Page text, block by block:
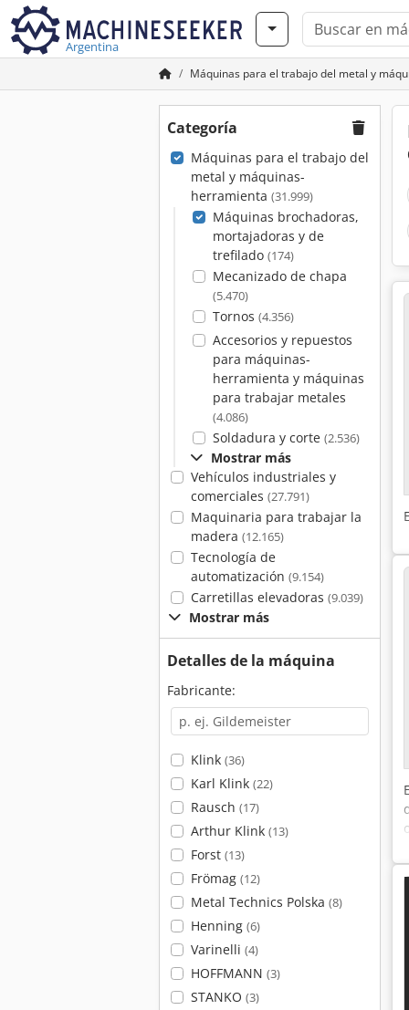
Argentina
Máquinas para el trabajo del metal y
Categoría
Máquinas para el trabajo del
metal y máquinas-
herramienta (31.999)
Máquinas brochadoras,
mortajadoras y de
trefilado (174)
Mecanizado de chapa
(5.470)
Tornos (4.356)
Accesorios y repuestos
para máquinas-
herramienta y máquinas
para trabajar metales
(4.086)
Soldadura y corte (2.536)
Mostrar más
Vehículos industriales y
comerciales (27.791)
Maquinaria para trabajar la
madera (12.165)
Tecnología de
automatización (9.154)
Carretillas elevadoras (9.039)
Mostrar más
Detalles de la máquina
Fabricante:
Klink (36)
Karl Klink (22)
Rausch (17)
Arthur Klink (13)
Forst (13)
Frömag (12)
Metal Technics Polska (8)
Henning (6)
Varinelli (4)
HOFFMANN (3)
STANKO (3)